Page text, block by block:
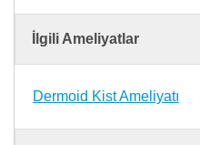
İlgili Ameliyatlar
Dermoid Kist Ameliyatı